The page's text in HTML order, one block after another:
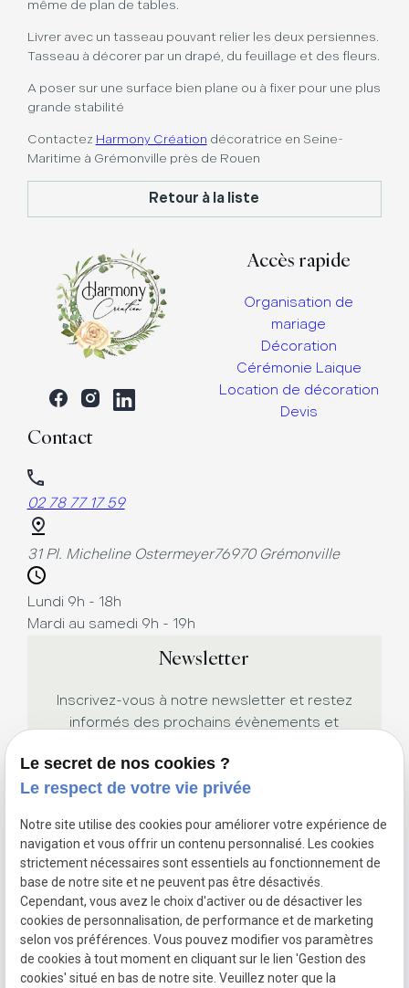
même de plan de tables.
Livrer avec un tasseau pouvant relier les deux persiennes.
Tasseau à décorer par un drapé, du feuillage et des fleurs.
A poser sur une surface bien plane ou à fixer pour une plus
grande stabilité
Contactez Harmony Création décoratrice en Seine-
Maritime à Grémonville près de Rouen
Retour à la liste
Accès rapide
Organisation de
mariage
Décoration
Cérémonie Laique
Location de décoration
Devis
Contact
02 78 77 17 59
31 Pl. Micheline Ostermeyer76970 Grémonville
Lundi 9h - 18h
Mardi au samedi 9h - 19h
Newsletter
Inscrivez-vous à notre newsletter et restez
informés des prochains évènements et
Mentions légales
Politique de
confidentialité
Siret :
52988083300015
Le secret de nos cookies ?
Le respect de votre vie privée
Notre site utilise des cookies pour améliorer votre expérience de
navigation et vous offrir un contenu personnalisé. Les cookies
strictement nécessaires sont essentiels au fonctionnement de
base de notre site et ne peuvent pas être désactivés.
Cependant, vous avez le choix d'activer ou de désactiver les
cookies de personnalisation, de performance et de marketing
selon vos préférences. Vous pouvez modifier vos paramètres
de cookies à tout moment en cliquant sur le lien 'Gestion des
cookies' situé en bas de notre site. Veuillez noter que la